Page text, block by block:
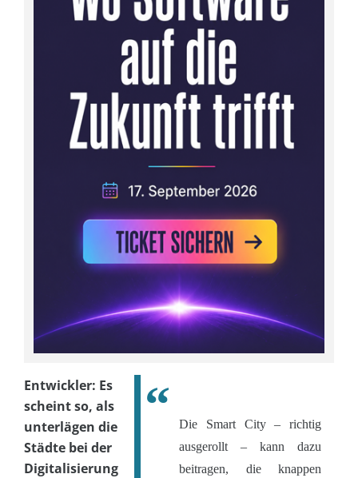
Die Smart City – richtig
ausgerollt – kann dazu
beitragen, die knappen
Entwickler: Es
scheint so, als
unterlägen die
Städte bei der
Digitalisierung